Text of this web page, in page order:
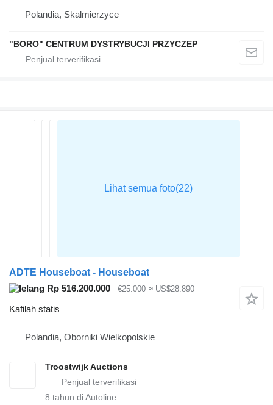
Polandia, Skalmierzyce
"BORO" CENTRUM DYSTRYBUCJI PRZYCZEP
ADTE Houseboat - Houseboat
Rp 516.200.000
€25.000 ≈ US$28.890
Kafilah statis
Polandia, Oborniki Wielkopolskie
Troostwijk Auctions
8 tahun di Autoline